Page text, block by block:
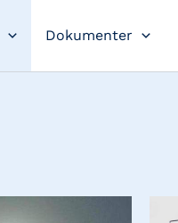
Dokumenter